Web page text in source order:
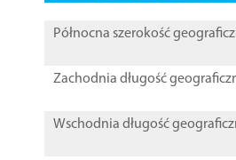
Północna szerokość
Zachodnia długość
Wschodnia długość